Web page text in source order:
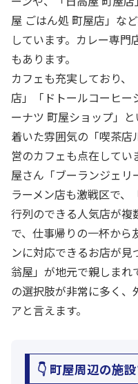
屋 ごはん処 町屋店」な
しています。カレー専門
もあります。
カフェも充実しており
店」「ドトールコーヒー
ーナツ 町屋ショップ」
着いた雰囲気の「喫茶店
営のカフェも点在して
屋さん「ブーランジェリ
ラーメン店も激戦区で、
行列のできる人気店が複
で、仕事帰りの一杯から
ンに対応できるお店が
翁屋」が地元で親しまれ
の選択肢が非常に多く、
アと言えます。
👇 町屋周辺の施